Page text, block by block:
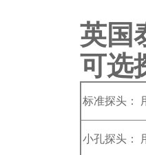
英国
可选
标准探头：
小孔探头：